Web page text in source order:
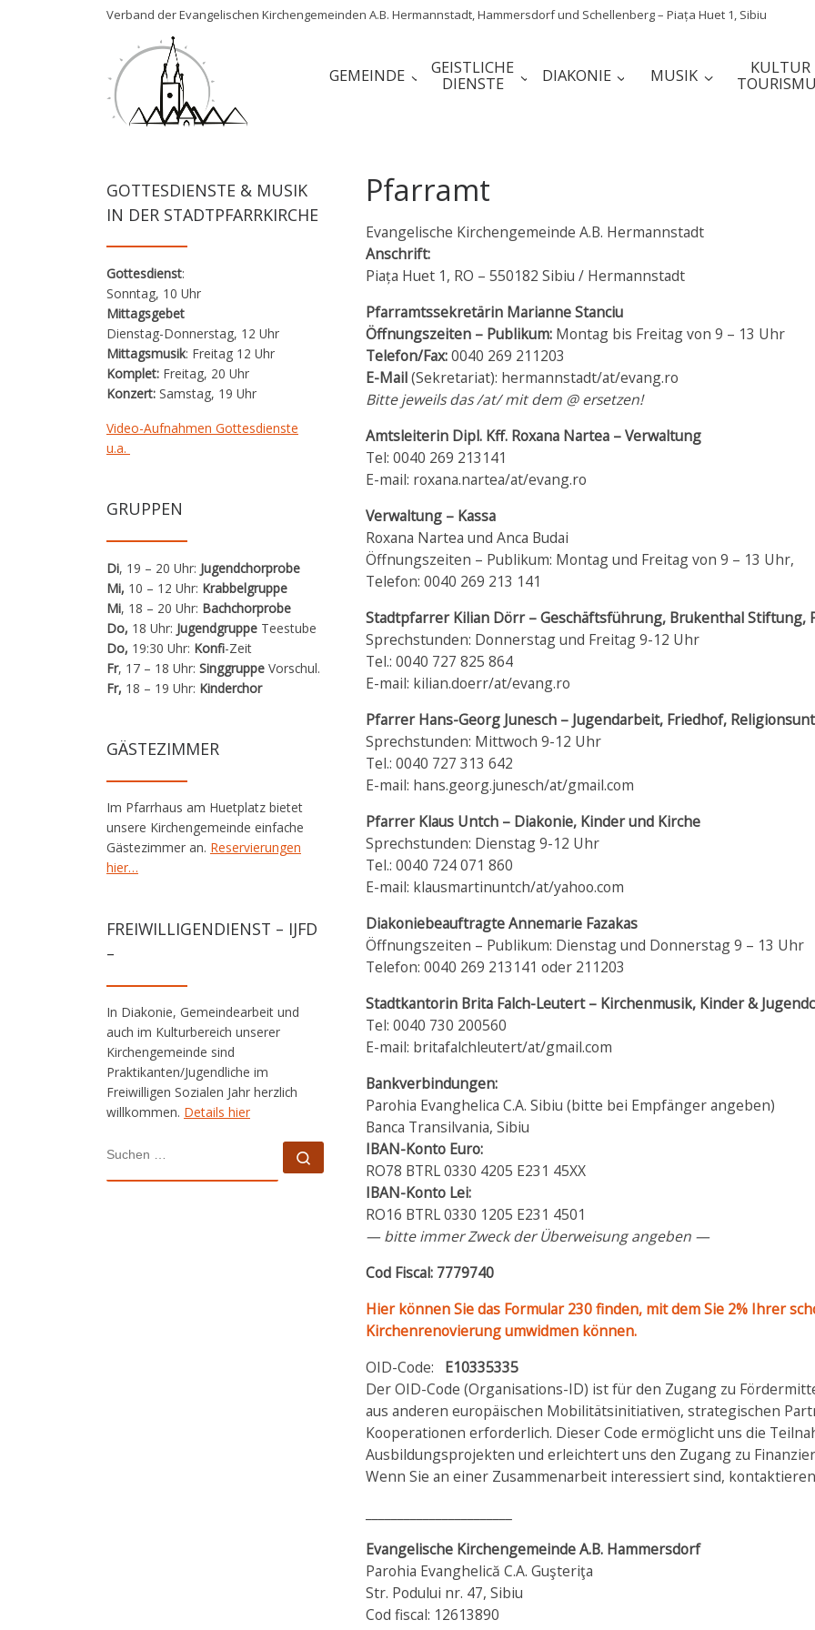
Verband der Evangelischen Kirchengemeinden A.B. Hermannstadt, Hammersdorf und Schellenberg – Piața Huet 1, Sibiu
GEMEINDE GEISTLICHE
DIENSTE DIAKONIE MUSIK KULTUR
Pfarramt
Evangelische Kirchengemeinde A.B. Hermannstadt
Anschrift:
Piața Huet 1, RO – 550182 Sibiu / Hermannstadt
Pfarramtssekretärin Marianne Stanciu
Öffnungszeiten – Publikum: Montag bis Freitag von 9 – 13 Uhr
Telefon/Fax:0040 269 211203
E-Mail(Sekretariat): hermannstadt/at/evang.ro
Bitte jeweils das /at/ mit dem @ ersetzen!
Amtsleiterin Dipl. Kff. Roxana Nartea – Verwaltung
Tel: 0040 269 213141
E-mail: roxana.nartea/at/evang.ro
Verwaltung – Kassa
Roxana Nartea und Anca Budai
Öffnungszeiten – Publikum: Montag und Freitag von 9 – 13 Uhr,
Telefon: 0040 269 213 141
Stadtpfarrer Kilian Dörr – Geschäftsführung, Brukenthal
Sprechstunden: Donnerstag und Freitag 9-12 Uhr
Tel.: 0040 727 825 864
E-mail: kilian.doerr/at/evang.ro
Pfarrer Hans-Georg Junesch – Jugendarbeit, Friedhof,
Sprechstunden: Mittwoch 9-12 Uhr
Tel.: 0040 727 313 642
E-mail: hans.georg.junesch/at/gmail.com
Pfarrer Klaus Untch – Diakonie, Kinder und Kirche
Sprechstunden: Dienstag 9-12 Uhr
Tel.: 0040 724 071 860
E-mail: klausmartinuntch/at/yahoo.com
DiakoniebeauftragteAnnemarie Fazakas
Öffnungszeiten – Publikum: Dienstag und Donnerstag 9 – 13 Uhr
Telefon: 0040 269 213141 oder 211203
Stadtkantorin Brita Falch-Leutert – Kirchenmusik, Kinder &
Tel: 0040 730 200560
E-mail: britafalchleutert/at/gmail.com
Bankverbindungen:
Parohia Evanghelica C.A. Sibiu (bitte bei Empfänger angeben)
Banca Transilvania, Sibiu
IBAN-Konto Euro:
RO78 BTRL 0330 4205 E231 45XX
IBAN-Konto Lei:
RO16 BTRL 0330 1205 E231 4501
— bitte immer Zweck der Überweisung angeben —
Cod Fiscal: 7779740
Hier können Sie das Formular 230 finden, mit dem Sie 2% Ihrer
Kirchenrenovierung umwidmen können.
OID-Code: E10335335
Der OID-Code (Organisations-ID) ist für den Zugang zu
aus anderen europäischen Mobilitätsinitiativen, strategischen
Kooperationen erforderlich. Dieser Code ermöglicht uns die
Ausbildungsprojekten und erleichtert uns den Zugang zu
Wenn Sie an einer Zusammenarbeit interessiert sind,
Evangelische Kirchengemeinde A.B. Hammersdorf
Parohia Evanghelică C.A. Guşteriţa
Str. Podului nr. 47, Sibiu
Cod fiscal: 12613890
GOTTESDIENSTE & MUSIK
IN DER STADTPFARRKIRCHE
Gottesdienst:
Sonntag, 10 Uhr
Mittagsgebet
Dienstag-Donnerstag, 12 Uhr
Mittagsmusik: Freitag 12 Uhr
Komplet: Freitag, 20 Uhr
Konzert: Samstag, 19 Uhr
Video-Aufnahmen Gottesdienste
u.a.
GRUPPEN
Di, 19 – 20 Uhr: Jugendchorprobe
Mi, 10 – 12 Uhr: Krabbelgruppe
Mi, 18 – 20 Uhr: Bachchorprobe
Do, 18 Uhr: Jugendgruppe Teestube
Do, 19:30 Uhr: Konfi-Zeit
Fr, 17 – 18 Uhr: Singgruppe Vorschul.
Fr, 18 – 19 Uhr: Kinderchor
GÄSTEZIMMER
Im Pfarrhaus am Huetplatz bietet
unsere Kirchengemeinde einfache
Gästezimmer an. Reservierungen
hier…
FREIWILLIGENDIENST – IJFD
–
In Diakonie, Gemeindearbeit und
auch im Kulturbereich unserer
Kirchengemeinde sind
Praktikanten/Jugendliche im
Freiwilligen Sozialen Jahr herzlich
willkommen. Details hier
SUCHE Suchen …